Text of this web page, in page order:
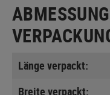
Länge verpackt:
Breite verpackt: